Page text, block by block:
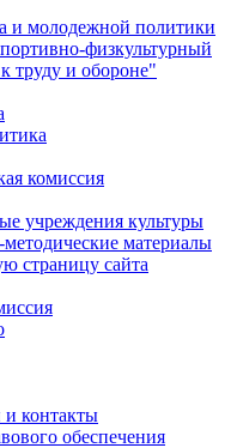
и молодежной политики
физкультурный
труду и обороне"
комиссия
учреждения культуры
материалы
страницу сайта
и контакты
обеспечения